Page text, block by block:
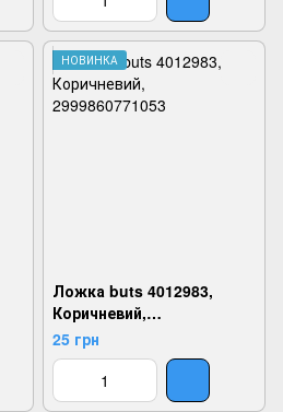
НОВИНКА
Ложка buts 4012983,
Коричневий,
2999860771053
25 грн